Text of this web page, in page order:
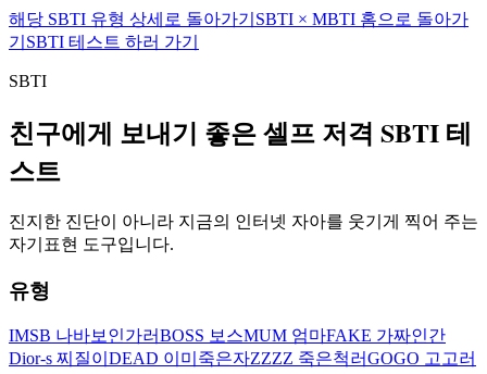
해당 SBTI 유형 상세로 돌아가기 SBTI × MBTI 홈으로 돌아가
기 SBTI 테스트 하러 가기
SBTI
친구에게 보내기 좋은 셀프 저격 SBTI 테
스트
진지한 진단이 아니라 지금의 인터넷 자아를 웃기게 찍어 주는
자기표현 도구입니다.
유형
IMSB 나바보인가러BOSS 보스MUM 엄마FAKE 가짜인간
Dior-s 찌질이 DEAD 이미죽은자ZZZZ 죽은척러GOGO 고고러